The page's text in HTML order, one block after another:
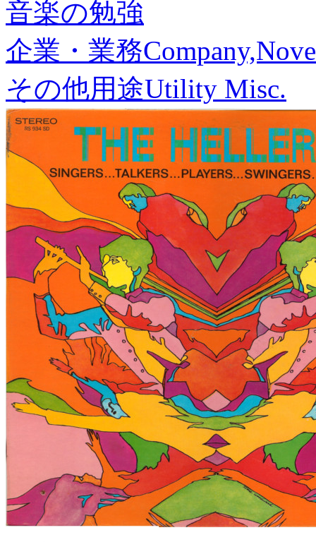
音楽の勉強
企業・業務
その他用途Utility Misc.